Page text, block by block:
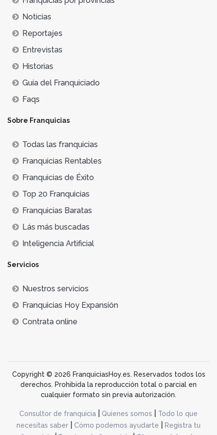
los materiales utilizados en nuestros productos.
Conseguir la mejor materia prima o moldearla para
características de las
franquicias top
cliente puede hacer que tu empresa crezca
Noticias
Reportajes
Entrevistas
Historias
Guía del Franquiciado
Faqs
Sobre Franquicias
Todas las franquicias
Franquicias Rentables
Franquicias de Éxito
Top 20 Franquicias
Franquicias Baratas
Lás más buscadas
Inteligencia Artificial
Servicios
Nuestros servicios
Franquicias Hoy Expansión
Contrata online
Copyright © 2026 FranquiciasHoy.es. Reservados todos los
derechos. Prohibida la reproducción total o parcial en
cualquier formato sin previa autorización.
Consultor de franquicia Quienes somos
Todo lo que
necesitas saber
Cómo podemos ayudarte
Registra tu